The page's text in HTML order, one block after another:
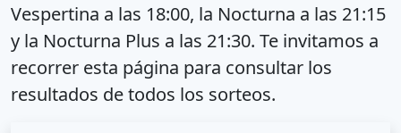
Vespertina a las 18:00, la Nocturna a las 21:15
y la Nocturna Plus a las 21:30. Te invitamos a
recorrer esta página para consultar los
resultados de todos los sorteos.